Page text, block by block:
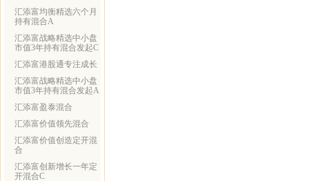
汇添富均衡精选六个月
持有混合A
汇添富战略精选中小盘
市值3年持有混合发起C
汇添富港股通专注成长
汇添富战略精选中小盘
市值3年持有混合发起A
汇添富盈泰混合
汇添富价值领先混合
汇添富价值创造定开混
合
汇添富创新增长一年定
开混合C